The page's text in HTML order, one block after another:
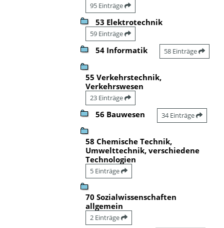
95 Einträge
53 Elektrotechnik
59 Einträge
54 Informatik 58 Einträge
55 Verkehrstechnik,
Verkehrswesen
23 Einträge
56 Bauwesen 34 Einträge
58 Chemische Technik,
Umwelttechnik, verschiedene
Technologien
5 Einträge
70 Sozialwissenschaften
allgemein
2 Einträge